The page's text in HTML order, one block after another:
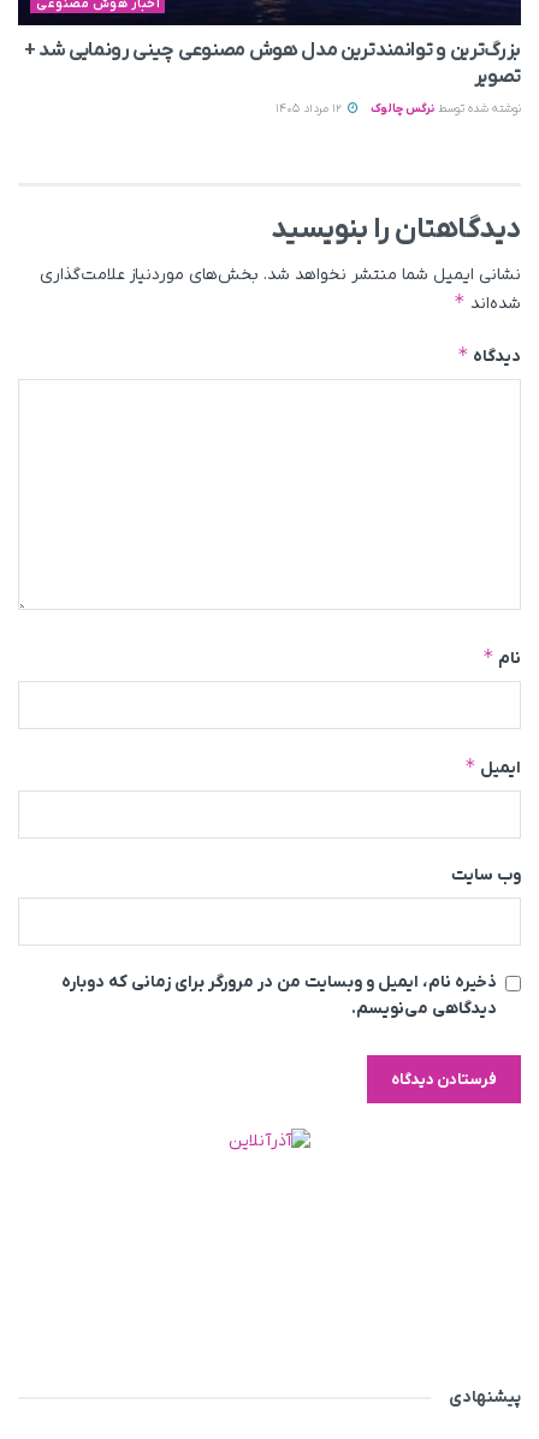
اخبار هوش مصنوعی
بزرگ‌ترین و توانمندترین مدل هوش مصنوعی چینی رونمایی شد +
تصویر
نوشته شده توسط نرگس چالوک
دیدگاهتان را بنویسید
نشانی ایمیل شما منتشر نخواهد شد. بخش‌های موردنیاز علامت‌گذاری
شده‌اند *
دیدگاه *
نام *
ایمیل *
وب‌ سایت
ذخیره نام، ایمیل و وبسایت من در مرورگر برای زمانی که دوباره
دیدگاهی می‌نویسم.
پیشنهادی